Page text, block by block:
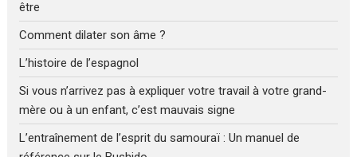
être
Comment dilater son âme ?
L’histoire de l’espagnol
Si vous n’arrivez pas à expliquer votre travail à votre grand-
mère ou à un enfant, c’est mauvais signe
L’entraînement de l’esprit du samouraï : Un manuel de